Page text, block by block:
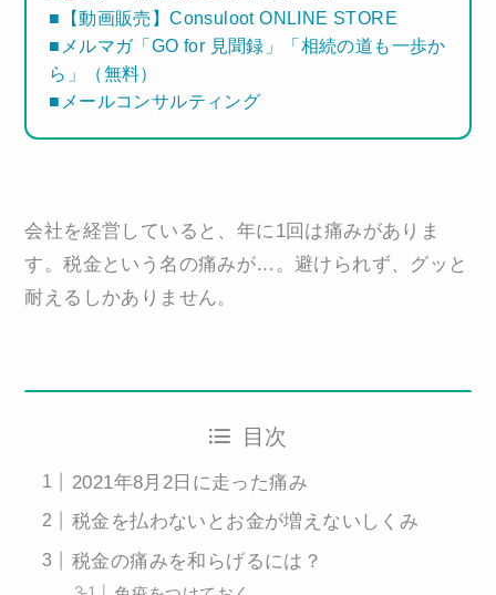
■【動画販売】Consuloot ONLINE STORE
■メルマガ「GO for 見聞録」「相続の道も一歩か
ら」（無料）
■メールコンサルティング
会社を経営していると、年に1回は痛みがありま
す。税金という名の痛みが…。避けられず、グッと
耐えるしかありません。
目次
2021年8月2日に走った痛み
税金を払わないとお金が増えないしくみ
税金の痛みを和らげるには？